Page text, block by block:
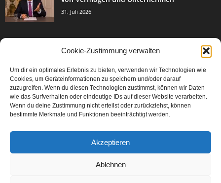
Cookie-Zustimmung verwalten
Um dir ein optimales Erlebnis zu bieten, verwenden wir Technologien wie
Cookies, um Geräteinformationen zu speichern und/oder darauf
zuzugreifen. Wenn du diesen Technologien zustimmst, können wir Daten
wie das Surfverhalten oder eindeutige IDs auf dieser Website verarbeiten.
Wenn du deine Zustimmung nicht erteilst oder zurückziehst, können
bestimmte Merkmale und Funktionen beeinträchtigt werden.
Akzeptieren
Ablehnen
31. Juli 2026
Events & Success 3003
Breaking News 2067
Aktuelles
Featured Article
Karriere 567